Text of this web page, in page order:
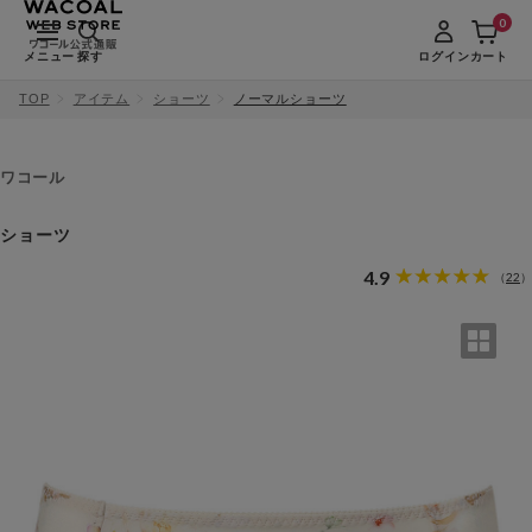
メニュー 探す ログインカート
0
TOP アイテム ショーツ ノーマルショーツ
ワコール
ショーツ
4.9 （22 ）